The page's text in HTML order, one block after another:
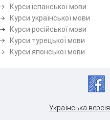
Курси іспанської мови
Курси української мови
Курси російської мови
Курси турецької мови
Курси японської мови
Українська версія